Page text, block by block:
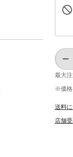
最大
※価格
送料
店舗